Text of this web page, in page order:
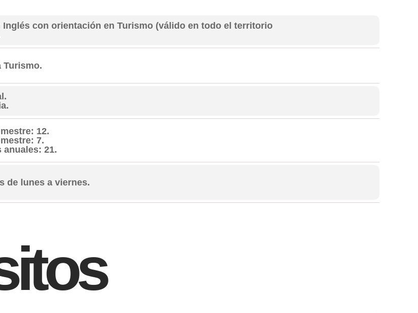
Inglés con orientación en Turismo (válido en todo el territorio
Turismo.
12.
7.
21.
de lunes a viernes.